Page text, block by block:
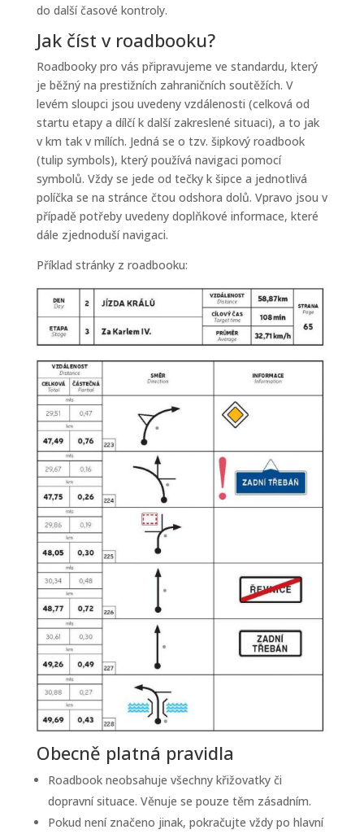
do další časové kontroly.
Jak číst v roadbooku?
Roadbooky pro vás připravujeme ve standardu, který
je běžný na prestižních zahraničních soutěžích. V
levém sloupci jsou uvedeny vzdálenosti (celková od
startu etapy a dílčí k další zakreslené situaci), a to jak
v km tak v mílích. Jedná se o tzv. šipkový roadbook
(tulip symbols), který používá navigaci pomocí
symbolů. Vždy se jede od tečky k šipce a jednotlivá
políčka se na stránce čtou odshora dolů. Vpravo jsou v
případě potřeby uvedeny doplňkové informace, které
dále zjednoduší navigaci.
Příklad stránky z roadbooku:
Obecně platná pravidla
Roadbook neobsahuje všechny křižovatky či
dopravní situace. Věnuje se pouze těm zásadním.
Pokud není značeno jinak, pokračujte vždy po hlavní